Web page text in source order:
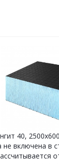
40,
не включена в